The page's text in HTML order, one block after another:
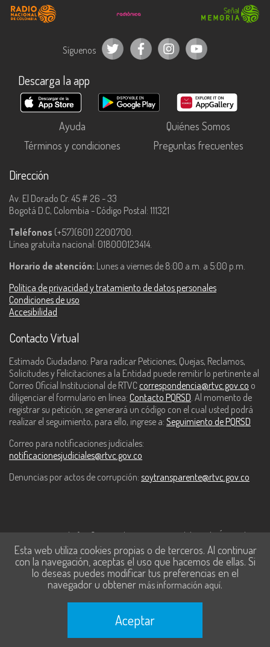
Síguenos
Descarga la app
Ayuda
Quiénes Somos
Términos y condiciones
Preguntas frecuentes
Dirección
Av. El Dorado Cr. 45 # 26 - 33
Bogotá D.C, Colombia - Código Postal: 111321
Teléfonos (+57)(601) 2200700.
Línea gratuita nacional: 018000123414.
Horario de atención: Lunes a viernes de 8:00 a.m. a 5:00 p.m.
Política de privacidad y tratamiento de datos personales
Condiciones de uso
Accesibilidad
Contacto Virtual
Estimado Ciudadano: Para radicar Peticiones, Quejas, Reclamos,
Solicitudes y Felicitaciones a la Entidad puede remitir lo pertinente al
Correo Oficial Institucional de RTVC correspondencia@rtvc.gov.co o
diligenciar el formulario en línea: Contacto PQRSD. Al momento de
registrar su petición, se generará un código con el cual usted podrá
realizar el seguimiento, para ello, ingrese a: Seguimiento de PQRSD
Correo para notificaciones judiciales:
notificacionesjudiciales@rtvc.gov.co
Denuncias por actos de corrupción: soytransparente@rtvc.gov.co
Este contenido fue financiado con recursos del Fondo Único de
Tecnologías de la Información y las Comunicaciones de MinTic.
Esta web utiliza cookies propias o de terceros. Al continuar
con la navegación, aceptas el uso que hacemos de ellas. Si
lo deseas puedes modificar tus preferencias en el
navegador u obtener más información aquí.
Aceptar